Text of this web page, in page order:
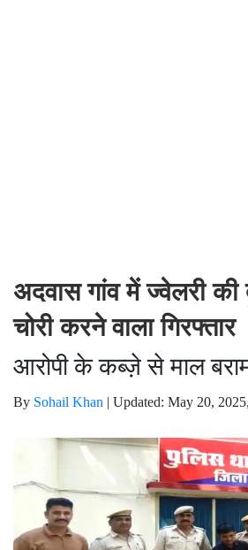
अदवास गांव में ज्वेलरी की
चोरी करने वाला गिरफ्तार
आरोपी के कब्ज़े से माल
By Sohail Khan | Updated: May 20,